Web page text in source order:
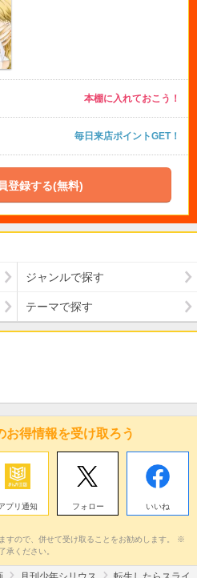
本棚に入れておこう！
毎日来店ポイントGET！
登録する(無料)
ジャンルで探す
テーマで探す
お得情報を受け取ろう
プリ通知 フォロー いいね
すので、併せて受け取ることをお勧めします。 ※
承ください。